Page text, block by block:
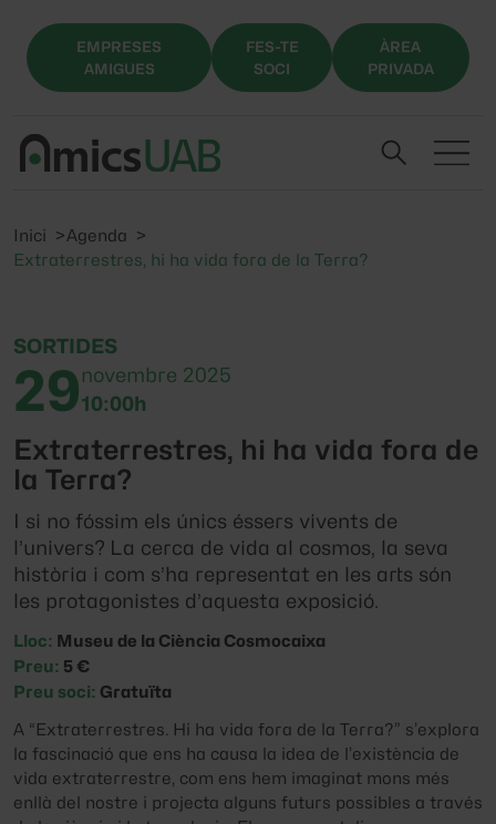
EMPRESES
AMIGUES
FES-TE
SOCI
ÀREA
PRIVADA
Inici
Agenda
Extraterrestres, hi ha vida fora de la Terra?
SORTIDES
29novembre 2025
10:00h
Extraterrestres, hi ha vida fora de
la Terra?
I si no fóssim els únics éssers vivents de
l’univers? La cerca de vida al cosmos, la seva
història i com s’ha representat en les arts són
les protagonistes d’aquesta exposició.
Lloc: Museu de la Ciència Cosmocaixa
Preu: 5 €
Preu soci: Gratuïta
A “Extraterrestres. Hi ha vida fora de la Terra?” s’explora
la fascinació que ens ha causa la idea de l’existència de
vida extraterrestre, com ens hem imaginat mons més
enllà del nostre i projecta alguns futurs possibles a través